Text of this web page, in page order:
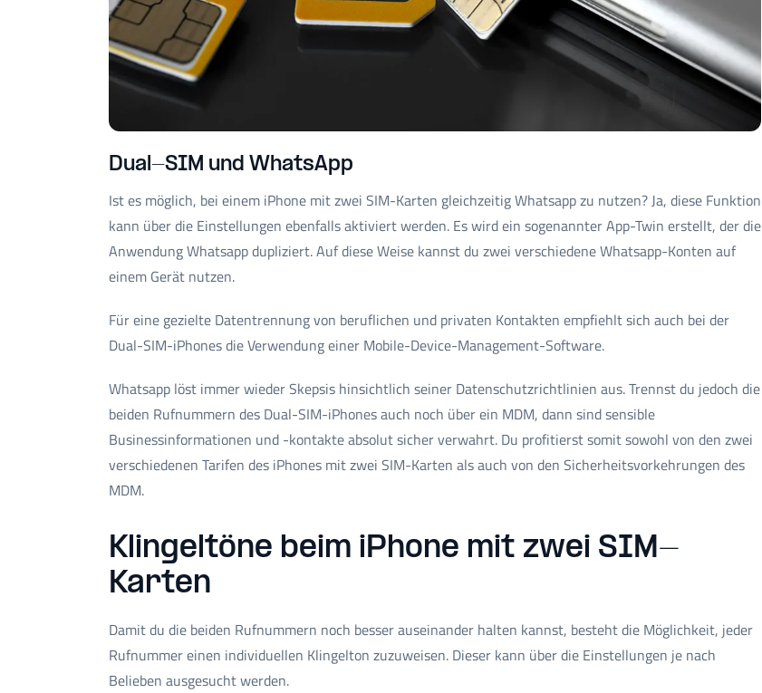
Dual-SIM und WhatsApp
Ist es möglich, bei einem iPhone mit zwei SIM-Karten gleichzeitig Whatsapp zu nutzen? Ja, diese Funktion
kann über die Einstellungen ebenfalls aktiviert werden. Es wird ein sogenannter App-Twin erstellt, der die
Anwendung Whatsapp dupliziert. Auf diese Weise kannst du zwei verschiedene Whatsapp-Konten auf
einem Gerät nutzen.
Für eine gezielte Datentrennung von beruflichen und privaten Kontakten empfiehlt sich auch bei der
Dual-SIM-iPhones die Verwendung einer Mobile-Device-Management-Software.
Whatsapp löst immer wieder Skepsis hinsichtlich seiner Datenschutzrichtlinien aus. Trennst du jedoch die
beiden Rufnummern des Dual-SIM-iPhones auch noch über ein MDM, dann sind sensible
Businessinformationen und -kontakte absolut sicher verwahrt. Du profitierst somit sowohl von den zwei
verschiedenen Tarifen des iPhones mit zwei SIM-Karten als auch von den Sicherheitsvorkehrungen des
MDM.
Klingeltöne beim iPhone mit zwei SIM-
Karten
Damit du die beiden Rufnummern noch besser auseinander halten kannst, besteht die Möglichkeit, jeder
Rufnummer einen individuellen Klingelton zuzuweisen. Dieser kann über die Einstellungen je nach
Belieben ausgesucht werden.